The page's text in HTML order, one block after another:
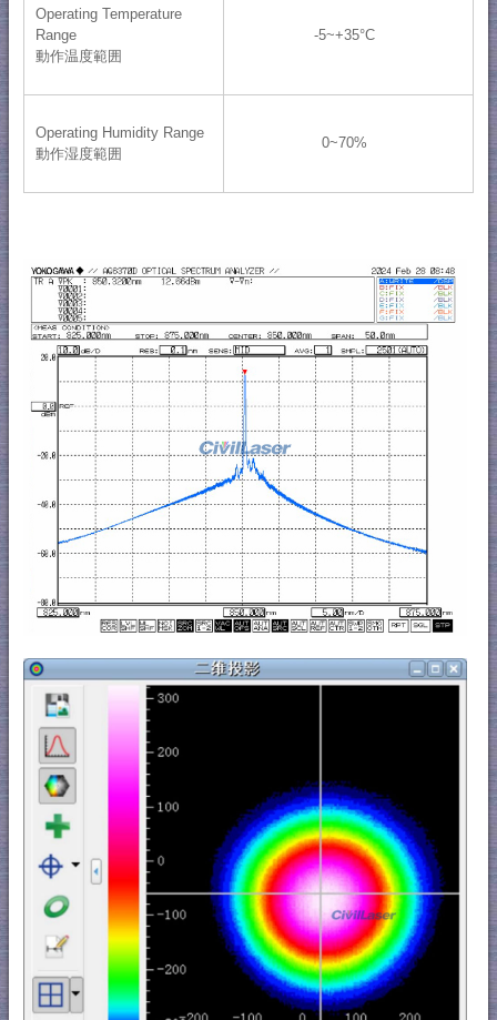
Operating Temperature
Range
動作温度範囲
-5~+35°C
Operating Humidity Range
動作湿度範囲
0~70%